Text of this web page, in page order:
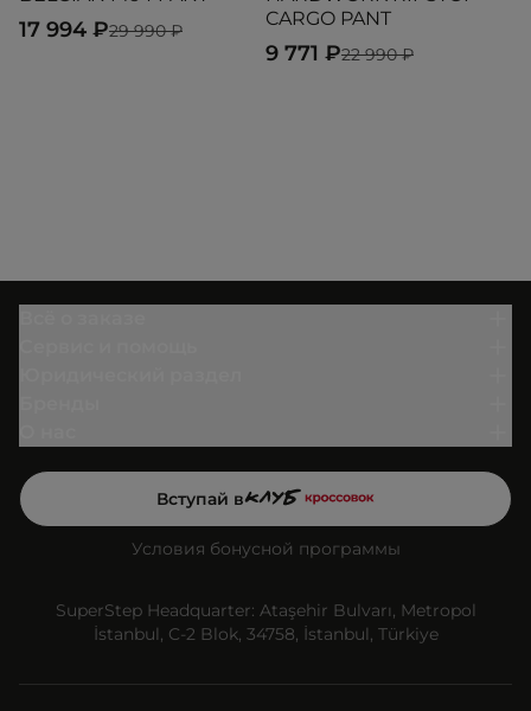
29 990 ₽
17 994 ₽
CARGO PANT
22 990 ₽
9 771 ₽
Вступай в
Условия бонусной программы
SuperStep Headquarter: Ataşehir Bulvarı, Metropol
İstanbul, C-2 Blok, 34758, İstanbul, Türkiye